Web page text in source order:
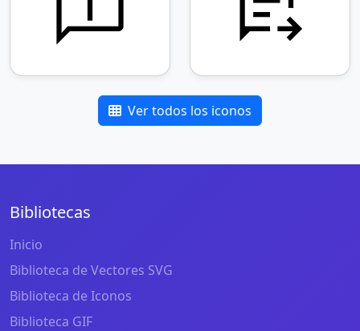
Ver todos los iconos
Bibliotecas
Inicio
Biblioteca de Vectores SVG
Biblioteca de Iconos
Biblioteca GIF